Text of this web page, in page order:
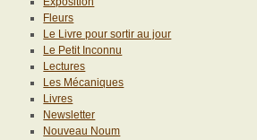
Fleurs
Le Livre pour sortir au jour
Le Petit Inconnu
Lectures
Les Mécaniques
Livres
Newsletter
Nouveau Noum